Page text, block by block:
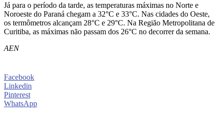
Já para o período da tarde, as temperaturas máximas no Norte e
Noroeste do Paraná chegam a 32°C e 33°C. Nas cidades do Oeste,
os termômetros alcançam 28°C e 29°C. Na Região Metropolitana de
Curitiba, as máximas não passam dos 26°C no decorrer da semana.
AEN
Facebook
Linkedin
Pinterest
WhatsApp